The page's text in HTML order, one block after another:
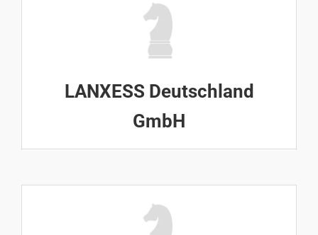
LANXESS Deutschland
GmbH